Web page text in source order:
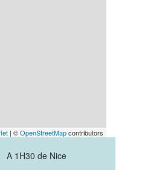
| ©OpenStreetMapcontributors
A 1H30 de Nice